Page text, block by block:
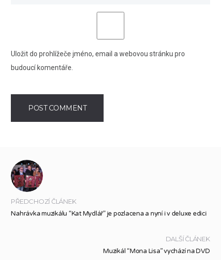
Uložit do prohlížeče jméno, email a webovou stránku pro
budoucí komentáře.
PŘEDCHOZÍ ČLÁNEK
Nahrávka muzikálu “Kat Mydlář” je pozlacena a nyní i v deluxe edici
DALŠÍ ČLÁNEK
Muzikál “Mona Lisa” vychází na DVD